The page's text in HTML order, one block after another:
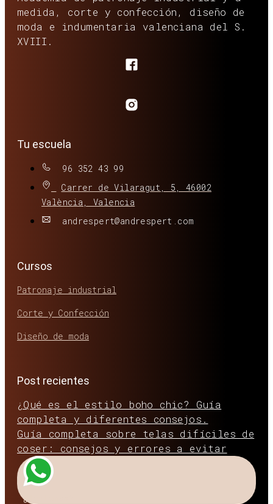
medida, corte y confección, diseño de
moda e indumentaria valenciana del S.
XVIII.
Tu escuela
96 352 43 99
Carrer de Vilaragut, 5, 46002
València, Valencia
andrespert@andrespert.com
Cursos
Patronaje industrial
Corte y Confección
Diseño de moda
Post recientes
¿Qué es el estilo boho chic? Guía
completa y diferentes consejos.
Guía completa sobre telas difíciles de
coser: consejos y errores a evitar
¿Hablamos?